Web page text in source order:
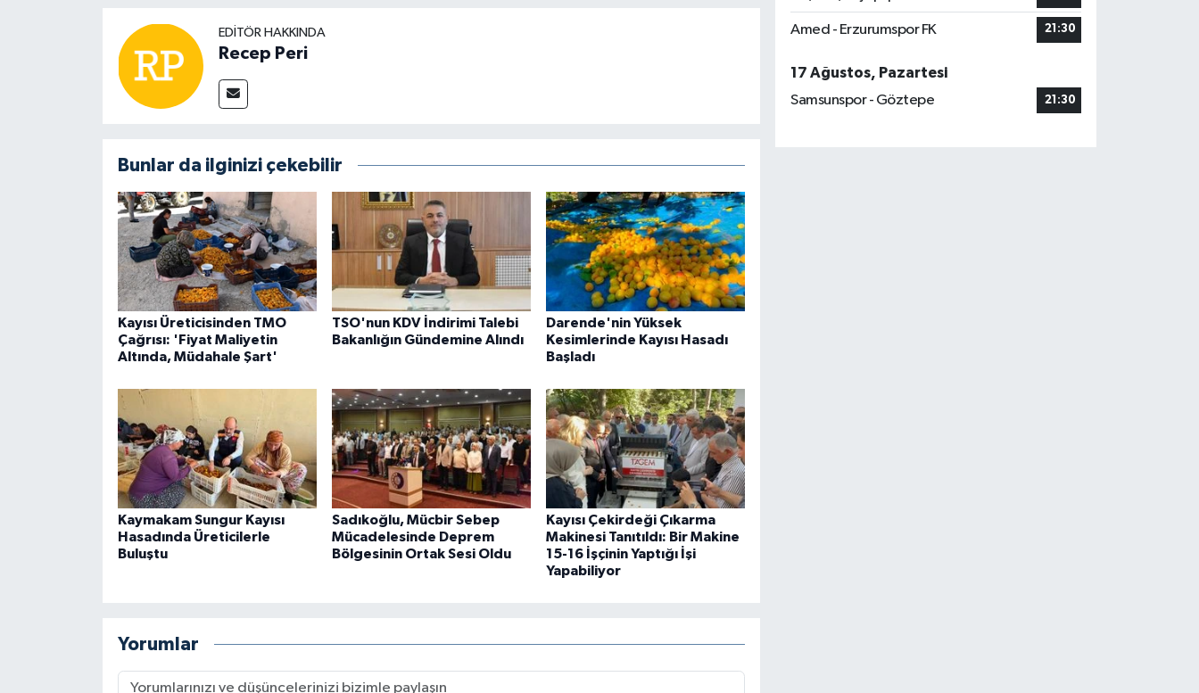
EDITÖR HAKKINDA
Recep Peri
Bunlar da ilginizi çekebilir
Kayısı Üreticisinden TMO
Çağrısı: 'Fiyat Maliyetin
Altında, Müdahale Şart'
TSO'nun KDV İndirimi Talebi
Bakanlığın Gündemine Alındı
Darende'nin Yüksek
Kesimlerinde Kayısı Hasadı
Başladı
Kaymakam Sungur Kayısı
Hasadında Üreticilerle
Buluştu
Sadıkoğlu, Mücbir Sebep
Mücadelesinde Deprem
Bölgesinin Ortak Sesi Oldu
Kayısı Çekirdeği Çıkarma
Makinesi Tanıtıldı: Bir Makine
15-16 İşçinin Yaptığı İşi
Yapabiliyor
Yorumlar
Amed - Erzurumspor FK 21:30
17 Ağustos, Pazartesi
Samsunspor - Göztepe
21:30